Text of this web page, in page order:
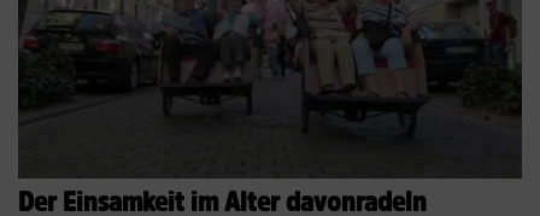
Der Einsamkeit im Alter davonradeln